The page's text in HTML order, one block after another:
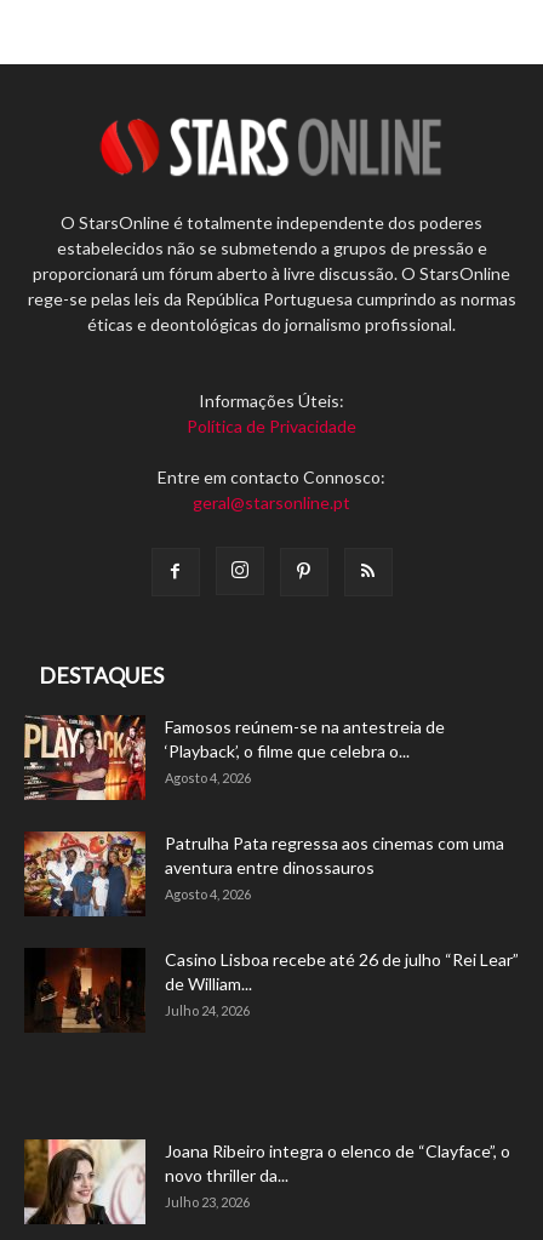
O StarsOnline é totalmente independente dos poderes
estabelecidos não se submetendo a grupos de pressão e
proporcionará um fórum aberto à livre discussão. O StarsOnline
rege-se pelas leis da República Portuguesa cumprindo as normas
éticas e deontológicas do jornalismo profissional.
Informações Úteis:
Política de Privacidade
Entre em contacto Connosco:
geral@starsonline.pt
DESTAQUES
Famosos reúnem-se na antestreia de
‘Playback’, o filme que celebra o...
Agosto 4, 2026
Patrulha Pata regressa aos cinemas com uma
aventura entre dinossauros
Agosto 4, 2026
Casino Lisboa recebe até 26 de julho “Rei Lear”
de William...
Julho 24, 2026
Joana Ribeiro integra o elenco de “Clayface”, o
novo thriller da...
Julho 23, 2026